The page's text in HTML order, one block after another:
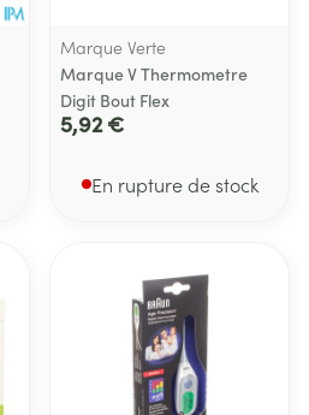
Marque Verte
Marque V Thermometre
Digit Bout Flex
5,92 €
En rupture de stock